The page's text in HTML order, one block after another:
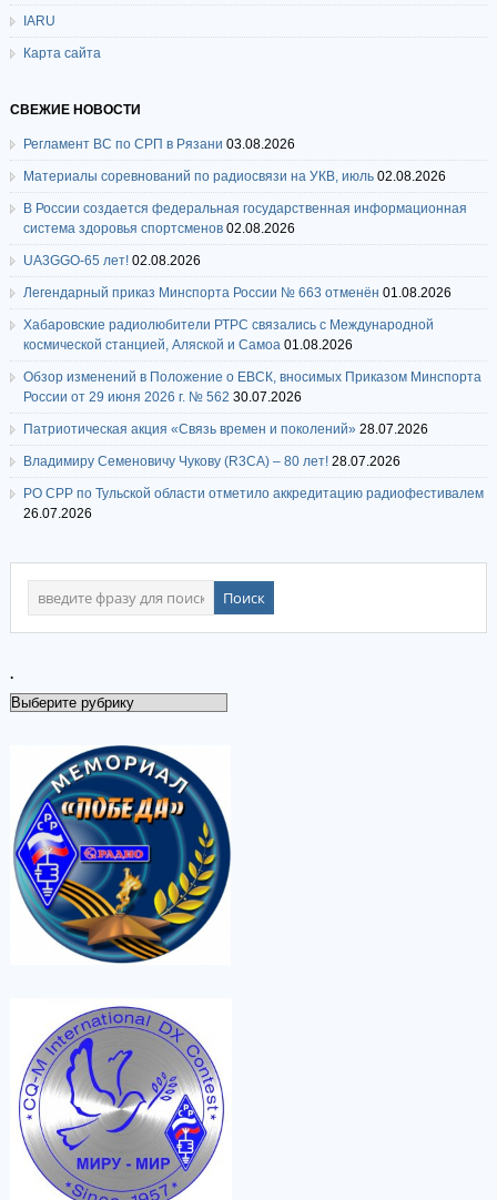
IARU
Карта сайта
СВЕЖИЕ НОВОСТИ
Регламент ВС по СРП в Рязани 03.08.2026
Материалы соревнований по радиосвязи на УКВ, июль 02.08.2026
В России создается федеральная государственная информационная
система здоровья спортсменов 02.08.2026
UA3GGO-65 лет! 02.08.2026
Легендарный приказ Минспорта России № 663 отменён 01.08.2026
Хабаровские радиолюбители РТРС связались с Международной
космической станцией, Аляской и Самоа 01.08.2026
Обзор изменений в Положение о ЕВСК, вносимых Приказом Минспорта
России от 29 июня 2026 г. № 562 30.07.2026
Патриотическая акция «Связь времен и поколений» 28.07.2026
Владимиру Семеновичу Чукову (R3CA) – 80 лет! 28.07.2026
РО СРР по Тульской области отметило аккредитацию радиофестивалем
26.07.2026
.